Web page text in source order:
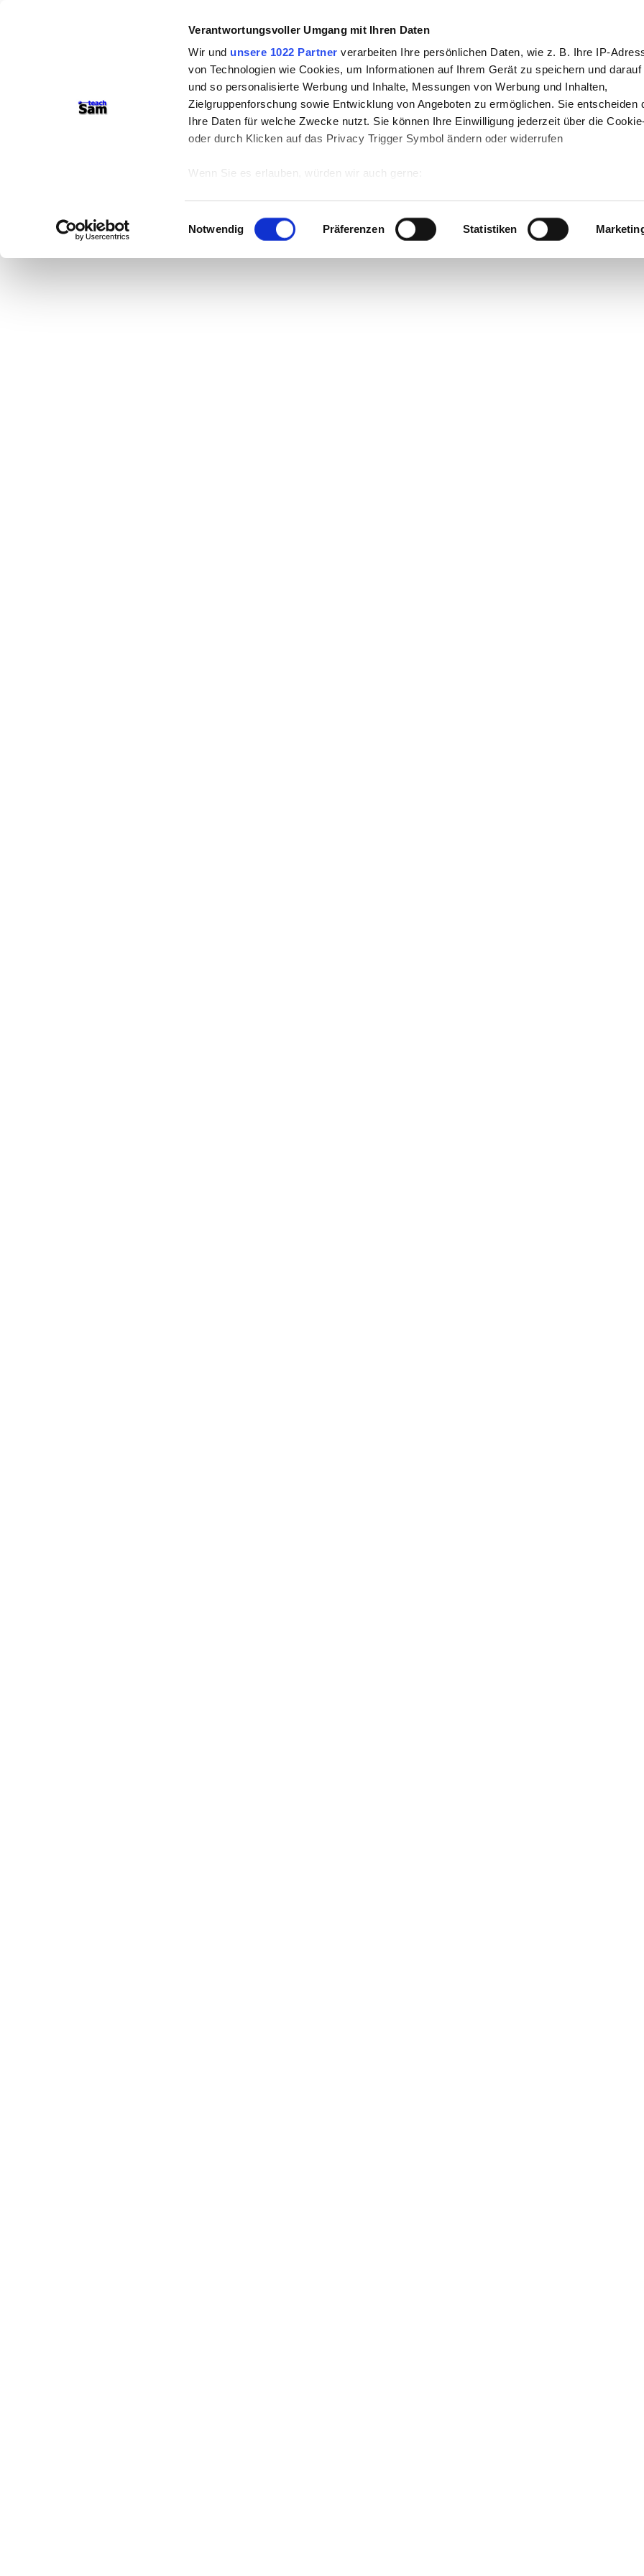
Verantwortungsvoller Umgang mit Ihren Daten
Wir und unsere 1022 Partner verarbeiten Ihre persönlichen Daten, wie z. B. Ihre IP-
von Technologien wie Cookies, um Informationen auf Ihrem Gerät zu speichern und
und so personalisierte Werbung und Inhalte, Messungen von Werbung und Inhalten,
Zielgruppenforschung sowie Entwicklung von Angeboten zu ermöglichen. Sie entscheiden
Ihre Daten für welche Zwecke nutzt. Sie können Ihre Einwilligung jederzeit über die
oder durch Klicken auf das Privacy Trigger Symbol ändern oder widerrufen
Wenn Sie es erlauben, würden wir auch gerne:
Ihr Gerät durch aktives Scannen nach bestimmten Merkmalen (Fingerprinting)
Erfahren Sie mehr darüber, wie Ihre persönlichen Daten verarbeitet werden, und legen Sie
Präferenzen imAbschnitt Einzelheitenfest.
Einwilligungsauswahl
Notwendig Präferenzen Statistiken